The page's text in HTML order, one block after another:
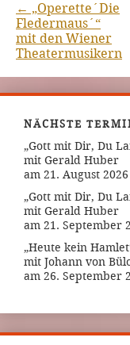
← „Operette´Die
Fledermaus´“
mit den Wiener
Theatermusikern
NÄCHSTE
„Gott mit Dir, Du
mit Gerald Huber
am 21. August
„Gott mit Dir, Du
mit Gerald Huber
am 21. September
„Heute kein
mit Johann von
am 26. September